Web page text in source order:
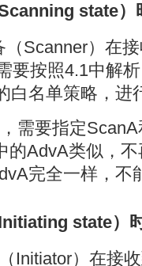
state）
Scanner）在
要按照4.1中解
白名单策略，进
需要指定
的AdvA类似，
完全一样，不
state）
Initiator）在接